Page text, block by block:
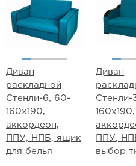
Диван
раскладной
Стенли-6, 60-
160х190,
аккордеон,
ППУ, НПБ, ящик
для белья
Диван
Стенли-
160х190,
ППУ,
выбор